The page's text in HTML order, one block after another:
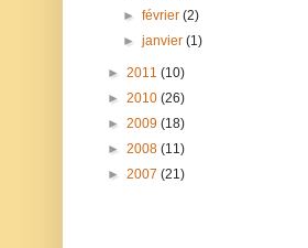
►février(2)
►janvier(1)
► 2011 (10)
► 2010 (26)
► 2009 (18)
► 2008 (11)
► 2007 (21)